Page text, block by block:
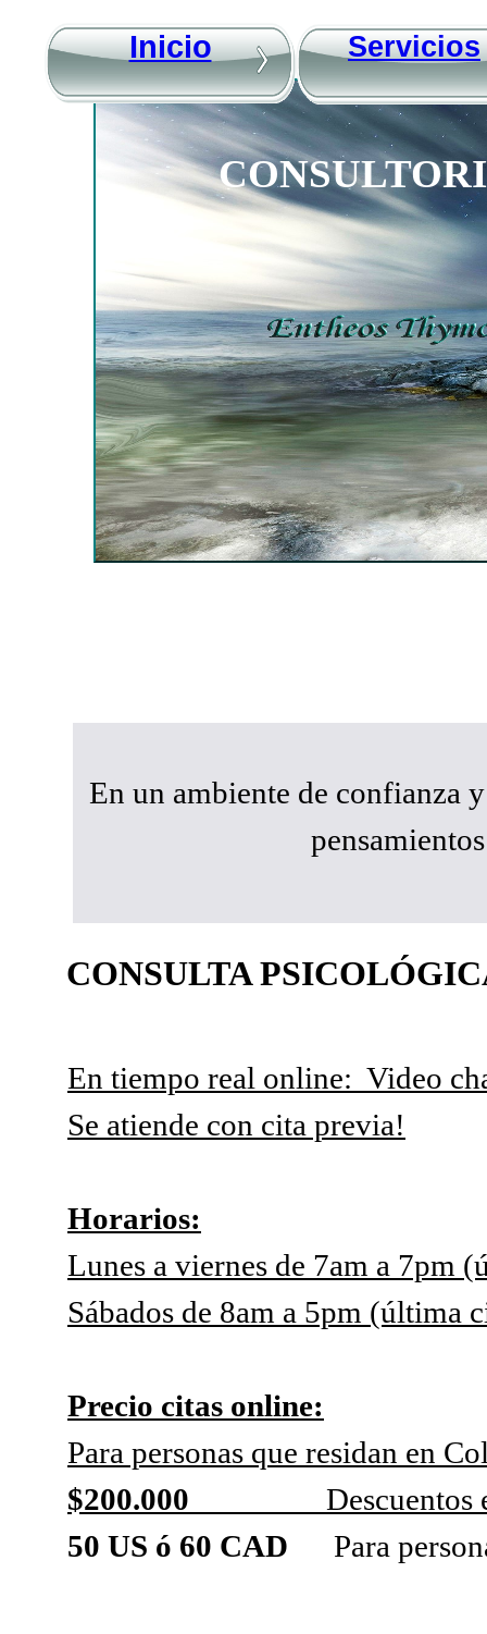
En un ambiente de confianza
CONSULTA
En tiempo real online: Video
Se atiende con cita previa!
Horarios:
Lunes a viernes de 7am a 7pm
Sábados de 8am a 5pm (última
Precio citas online:
Para personas que residan en
$200.000 Descuentos
50 US ó 60 CAD Para
Servicios
Inicio